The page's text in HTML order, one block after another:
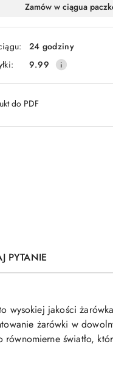
Zamów w ciągua
24 godziny
9.99
do PDF
PYTANIE
wysokiej jakości
żarówki w
światło,